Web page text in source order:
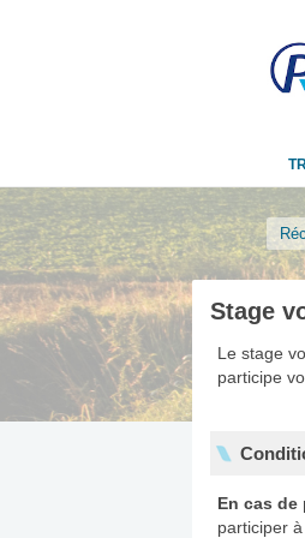
Stage
Le stage
participe
En cas de
participer